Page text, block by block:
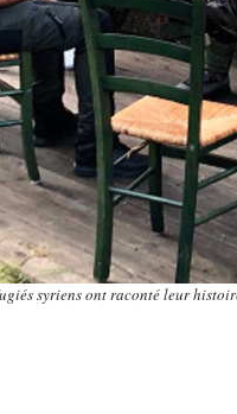
syriens ont raconté leur